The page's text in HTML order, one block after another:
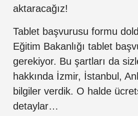
aktaracağız!
Tablet başvurusu formu
Eğitim Bakanlığı tablet
gerekiyor. Bu şartları da
hakkında İzmir, İstanbul,
bilgiler verdik. O halde
detaylar…